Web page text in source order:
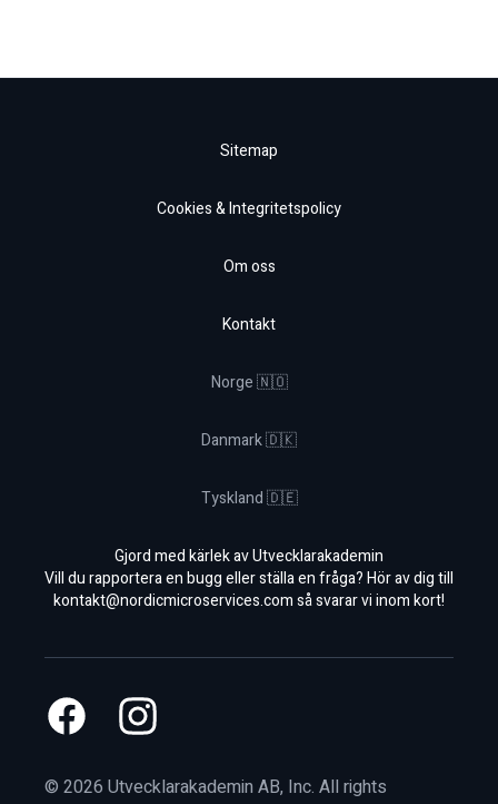
Sitemap
Cookies & Integritetspolicy
Om oss
Kontakt
Norge 🇳🇴
Danmark 🇩🇰
Tyskland 🇩🇪
Gjord med kärlek av Utvecklarakademin
Vill du rapportera en bugg eller ställa en fråga? Hör av dig till
kontakt@nordicmicroservices.comså svarar vi inom kort!
FacebookInstagram
© 2026 Utvecklarakademin AB, Inc. All rights